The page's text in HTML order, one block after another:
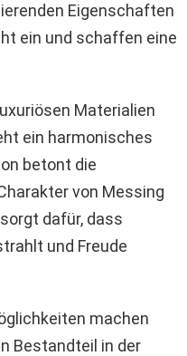
Eigenschaften
ein und schaffen eine
Materialien
ein harmonisches
betont die
von Messing
dafür, dass
und Freude
machen
Bestandteil in der